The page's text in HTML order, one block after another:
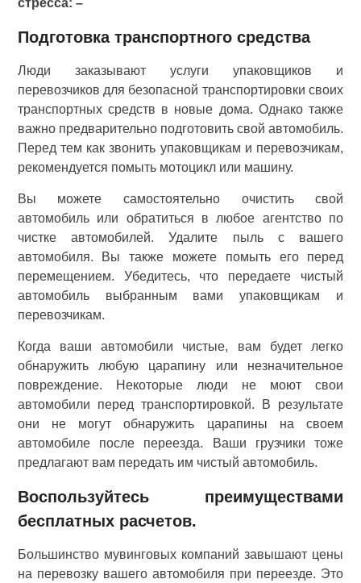
стресса: –
Подготовка транспортного средства
Люди заказывают услуги упаковщиков и
перевозчиков для безопасной транспортировки своих
транспортных средств в новые дома. Однако также
важно предварительно подготовить свой автомобиль.
Перед тем как звонить упаковщикам и перевозчикам,
рекомендуется помыть мотоцикл или машину.
Вы можете самостоятельно очистить свой
автомобиль или обратиться в любое агентство по
чистке автомобилей. Удалите пыль с вашего
автомобиля. Вы также можете помыть его перед
перемещением. Убедитесь, что передаете чистый
автомобиль выбранным вами упаковщикам и
перевозчикам.
Когда ваши автомобили чистые, вам будет легко
обнаружить любую царапину или незначительное
повреждение. Некоторые люди не моют свои
автомобили перед транспортировкой. В результате
они не могут обнаружить царапины на своем
автомобиле после переезда. Ваши грузчики тоже
предлагают вам передать им чистый автомобиль.
Воспользуйтесь преимуществами
бесплатных расчетов.
Большинство мувинговых компаний завышают цены
на перевозку вашего автомобиля при переезде. Это